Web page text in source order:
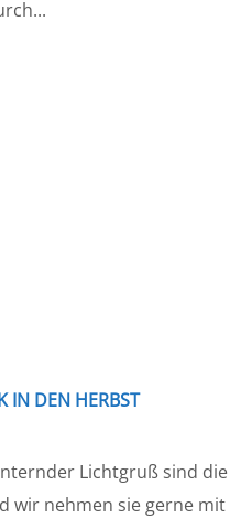
IN DEN HERBST
Lichtgruß sind
wir nehmen sie gerne